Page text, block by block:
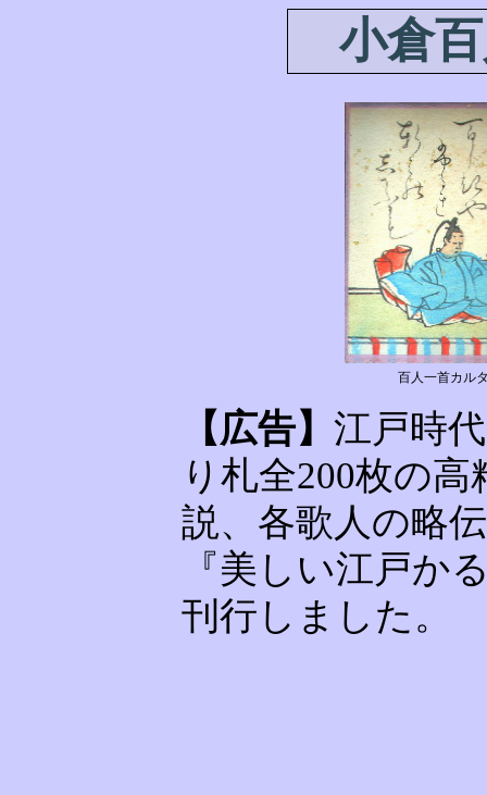
小倉
百人一首カル
【広告】 江戸時
り札全200枚の
説、各歌人の略
『美しい江戸か
刊行しました。